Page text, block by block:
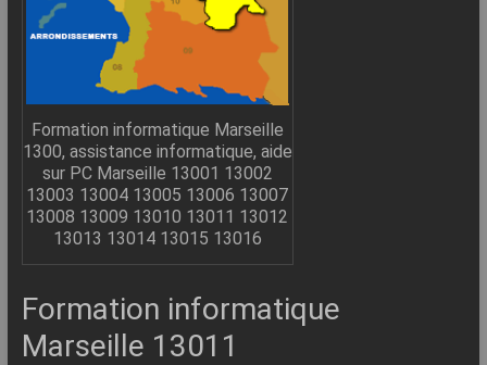
Formation informatique Marseille
1300, assistance informatique, aide
sur PC Marseille 13001 13002
13003 13004 13005 13006 13007
13008 13009 13010 13011 13012
13013 13014 13015 13016
Formation informatique
Marseille 13011